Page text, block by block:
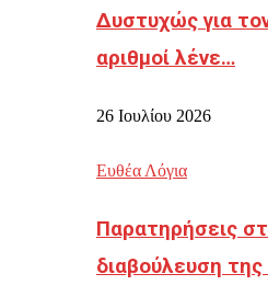
Δυστυχώς για
αριθμοί λένε…
26 Ιουλίου 2026
Ευθέα Λόγια
Παρατηρήσεις
διαβούλευση